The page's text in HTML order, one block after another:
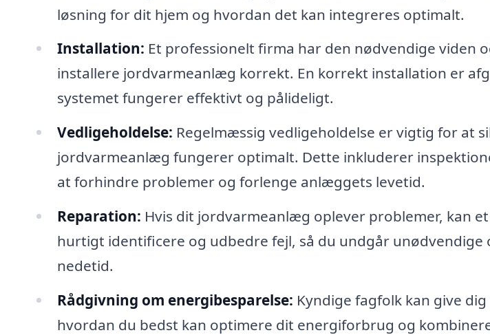
løsning for dit hjem og hvordan det kan integreres optimalt.
Installation: Et professionelt firma har den nødvendige viden
installere jordvarmeanlæg korrekt. En korrekt installation er
systemet fungerer effektivt og pålideligt.
Vedligeholdelse: Regelmæssig vedligeholdelse er vigtig for at
jordvarmeanlæg fungerer optimalt. Dette inkluderer
at forhindre problemer og forlenge anlæggets levetid.
Reparation: Hvis dit jordvarmeanlæg oplever problemer, kan
hurtigt identificere og udbedre fejl, så du undgår unødvendige
nedetid.
Rådgivning om energibesparelse: Kyndige fagfolk kan give
hvordan du bedst kan optimere dit energiforbrug og